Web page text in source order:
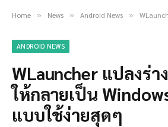
Home » News » Android News » WLauncher แปลง
ANDROID NEWS
WLauncher แปลงร่า
ให้กลายเป็น
แบบใช้ง่ายสุดๆ